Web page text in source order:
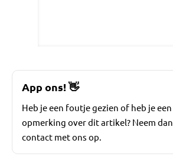
App ons! 👋
Heb je een foutje gezien of heb je een
opmerking over dit artikel? Neem dan
contact met ons op.